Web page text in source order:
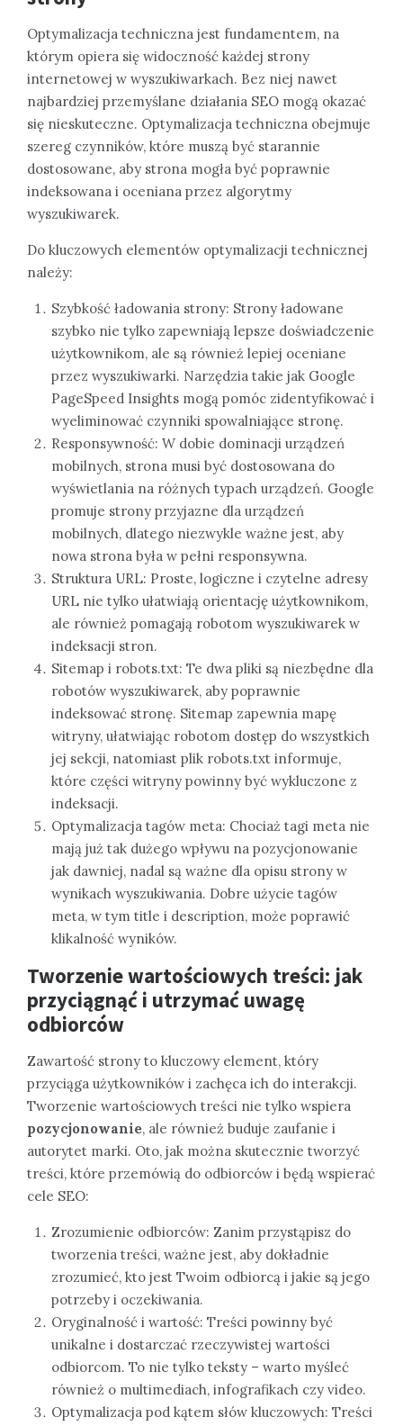
Optymalizacja techniczna jest fundamentem, na
którym opiera się widoczność każdej strony
internetowej w wyszukiwarkach. Bez niej nawet
najbardziej przemyślane działania SEO mogą okazać
się nieskuteczne. Optymalizacja techniczna obejmuje
szereg czynników, które muszą być starannie
dostosowane, aby strona mogła być poprawnie
indeksowana i oceniana przez algorytmy
wyszukiwarek.
Do kluczowych elementów optymalizacji technicznej
należy:
Szybkość ładowania strony: Strony ładowane
szybko nie tylko zapewniają lepsze doświadczenie
użytkownikom, ale są również lepiej oceniane
przez wyszukiwarki. Narzędzia takie jak Google
PageSpeed Insights mogą pomóc zidentyfikować i
wyeliminować czynniki spowalniające stronę.
Responsywność: W dobie dominacji urządzeń
mobilnych, strona musi być dostosowana do
wyświetlania na różnych typach urządzeń. Google
promuje strony przyjazne dla urządzeń
mobilnych, dlatego niezwykle ważne jest, aby
nowa strona była w pełni responsywna.
Struktura URL: Proste, logiczne i czytelne adresy
URL nie tylko ułatwiają orientację użytkownikom,
ale również pomagają robotom wyszukiwarek w
indeksacji stron.
Sitemap i robots.txt: Te dwa pliki są niezbędne dla
robotów wyszukiwarek, aby poprawnie
indeksować stronę. Sitemap zapewnia mapę
witryny, ułatwiając robotom dostęp do wszystkich
jej sekcji, natomiast plik robots.txt informuje,
które części witryny powinny być wykluczone z
indeksacji.
Optymalizacja tagów meta: Chociaż tagi meta nie
mają już tak dużego wpływu na pozycjonowanie
jak dawniej, nadal są ważne dla opisu strony w
wynikach wyszukiwania. Dobre użycie tagów
meta, w tym title i description, może poprawić
klikalność wyników.
Tworzenie wartościowych treści: jak
przyciągnąć i utrzymać uwagę
odbiorców
Zawartość strony to kluczowy element, który
przyciąga użytkowników i zachęca ich do interakcji.
Tworzenie wartościowych treści nie tylko wspiera
pozycjonowanie, ale również buduje zaufanie i
autorytet marki. Oto, jak można skutecznie tworzyć
treści, które przemówią do odbiorców i będą wspierać
cele SEO:
Zrozumienie odbiorców: Zanim przystąpisz do
tworzenia treści, ważne jest, aby dokładnie
zrozumieć, kto jest Twoim odbiorcą i jakie są jego
potrzeby i oczekiwania.
Oryginalność i wartość: Treści powinny być
unikalne i dostarczać rzeczywistej wartości
odbiorcom. To nie tylko teksty – warto myśleć
również o multimediach, infografikach czy video.
Optymalizacja pod kątem słów kluczowych: Treści